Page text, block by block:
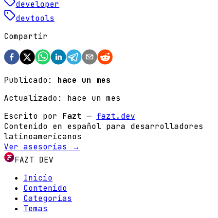
developer
devtools
Compartir
Publicado:
hace un mes
Actualizado: hace un mes
Escrito por Fazt — fazt.dev
Contenido en español para desarrolladores
latinoamericanos
Ver asesorías →
FAZT DEV
Inicio
Contenido
Categorias
Temas